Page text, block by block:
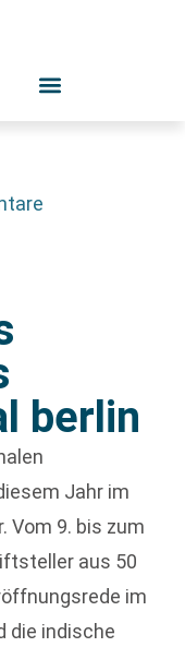
berlin
Jahr im
Vom 9. bis zum
aus 50
im
die indische